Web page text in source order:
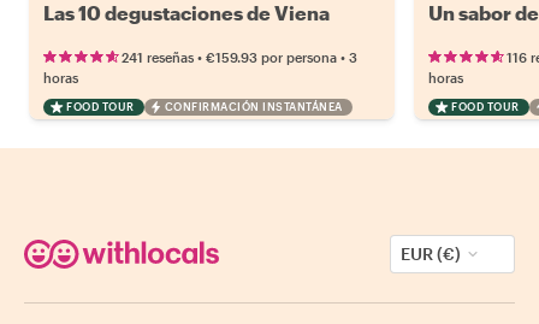
Las 10 degustaciones de Viena
241 reseñas • €159.93 por persona • 3
horas
FOOD TOUR CONFIRMACIÓN INSTANTÁNEA
Un sabor
116
horas
FOOD TOUR
EUR (€)